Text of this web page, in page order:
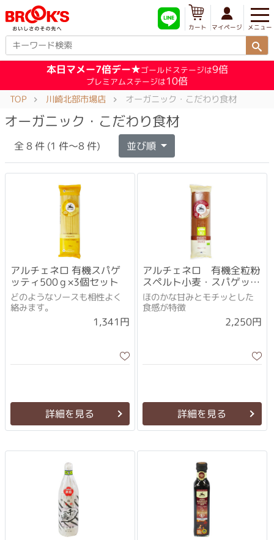
メニュー
マイページ
カート
本日マメー7倍デー★ゴールドステージは9倍
プレミアムステージは10倍
TOP 川崎北部市場店 オーガニック・こだわり食材
オーガニック・こだわり食材
全 8 件 (1 件～8 件) 並び順
アルチェネロ 有機スパゲ
ッティ500ｇ×3個セット
どのようなソースも相性よく
絡みます。
1,341円
詳細を見る
アルチェネロ 有機全粒粉
スペルト小麦・スパゲッテ
ィ 500g×3個セット
ほのかな甘みとモチッとした
食感が特徴
2,250円
詳細を見る